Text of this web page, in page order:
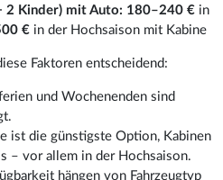
2 Kinder) mit Auto: 180–240 € in
€ in der Hochsaison mit Kabine
Faktoren entscheidend:
und Wochenenden sind
ist die günstigste Option, Kabinen
– vor allem in der Hochsaison.
hängen von Fahrzeugtyp